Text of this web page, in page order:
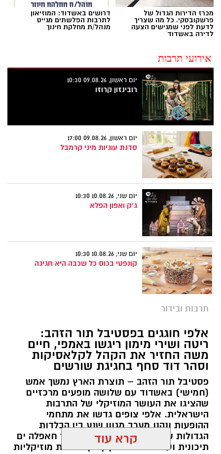
מכרז הדירות הגדול של
פרשקובסקי. כל מה שצריך
לדעת לפני שמגישים הצעה
לדירה באשדוד
דרושים באשדוד: המוזיאון
לתרבות הפלשתים מגייס
מנהל/ת מחלקת חינוך
אירועי תרבות
יום ראשון, 09.08.26 10:30
רובינזון קרוזו
יום ראשון, 09.08.26 17:00
סדנת עוגיות מיני קרמבל
יום שני, 10.08.26 10:30
ג'ק ואפון הפלא
יום שני, 10.08.26 10:30
קונפטי בכוס כל שכבה היא חגיגה
תרבות ובידור
אלפי חוגגים בפסטיבל תור הזהב:
ריטה ושירי מימון ריגשו באמפי, חיים
משה החזיר את הקהל לקלאסיקות
וסהר דוד סחף בחגיגת שורשים
פסטיבל תור הזהב – תוצרת הארץ נמשך אמש
(חמישי) באשדוד עם שלושה מופעים מרכזיים
שהציגו את העושר המוזיקלי של התרבות
הישראלית. אלפי צופים גדשו את מתחמי
ההופעות ונהנו מערב מגוון שנע בין הבלדות
הגדולות של המוזיקה הישראלית, דרך חאפלה ים
תיכונית ועד למפגש מסקרן בין מסורות מוזיקליות
קרא עוד